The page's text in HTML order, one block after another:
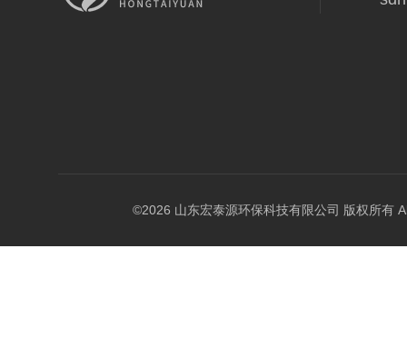
©2026 山东宏泰源环保科技有限公司 版权所有